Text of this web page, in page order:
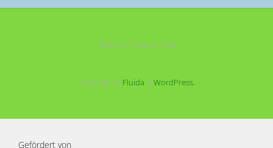
©2021 Schule am See
Powered byFluida &WordPress.
Gefördert von